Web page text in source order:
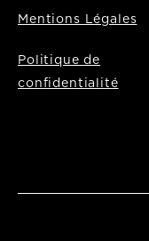
Mentions Légales
Politique de
confidentialité